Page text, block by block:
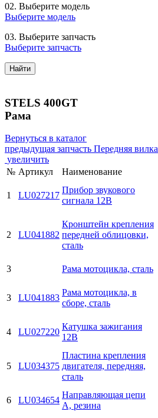
02. Выберите модель
Выберите модель
03. Выберите запчасть
Выберите запчасть
Найти
STELS 400GT
Рама
Вернуться в каталог
предыдущая запчасть Передняя вилка
увеличить
№ Артикул Наименование
1 LU027217
Прибор звукового
сигнала 12В
2 LU041882
Кронштейн крепления
передней облицовки,
сталь
3 Рама мотоцикла, сталь
3 LU041883
Рама мотоцикла, в
сборе, сталь
4 LU027220
Катушка зажигания
12В
5 LU034375
Пластина крепления
двигателя, передняя,
сталь
6 LU034654
Направляющая цепи
A, резина